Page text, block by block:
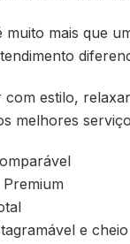
muito mais que
com estilo,
melhores
e